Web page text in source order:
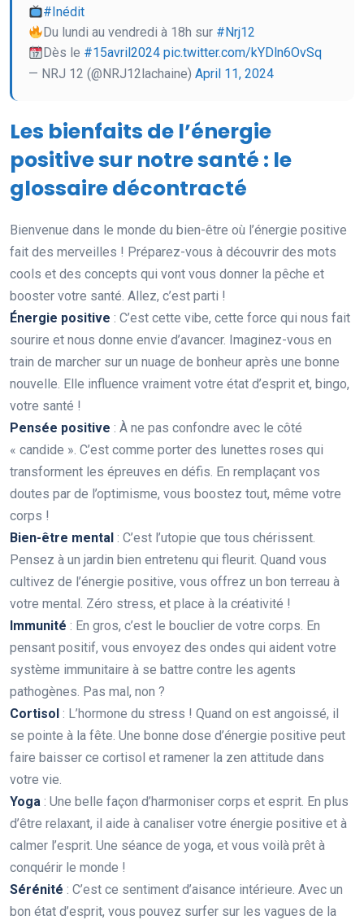
#Inédit
Du lundi au vendredi à 18h sur #Nrj12
Dès le #15avril2024 pic.twitter.com/kYDln6OvSq
— NRJ 12 (@NRJ12lachaine) April 11, 2024
Les bienfaits de l’énergie
positive sur notre santé : le
glossaire décontracté
Bienvenue dans le monde du bien-être où l’énergie positive
fait des merveilles ! Préparez-vous à découvrir des mots
cools et des concepts qui vont vous donner la pêche et
booster votre santé. Allez, c’est parti !
Énergie positive : C’est cette vibe, cette force qui nous fait
sourire et nous donne envie d’avancer. Imaginez-vous en
train de marcher sur un nuage de bonheur après une bonne
nouvelle. Elle influence vraiment votre état d’esprit et, bingo,
votre santé !
Pensée positive : À ne pas confondre avec le côté
« candide ». C’est comme porter des lunettes roses qui
transforment les épreuves en défis. En remplaçant vos
doutes par de l’optimisme, vous boostez tout, même votre
corps !
Bien-être mental : C’est l’utopie que tous chérissent.
Pensez à un jardin bien entretenu qui fleurit. Quand vous
cultivez de l’énergie positive, vous offrez un bon terreau à
votre mental. Zéro stress, et place à la créativité !
Immunité : En gros, c’est le bouclier de votre corps. En
pensant positif, vous envoyez des ondes qui aident votre
système immunitaire à se battre contre les agents
pathogènes. Pas mal, non ?
Cortisol : L’hormone du stress ! Quand on est angoissé, il
se pointe à la fête. Une bonne dose d’énergie positive peut
faire baisser ce cortisol et ramener la zen attitude dans
votre vie.
Yoga : Une belle façon d’harmoniser corps et esprit. En plus
d’être relaxant, il aide à canaliser votre énergie positive et à
calmer l’esprit. Une séance de yoga, et vous voilà prêt à
conquérir le monde !
Sérénité : C’est ce sentiment d’aisance intérieure. Avec un
bon état d’esprit, vous pouvez surfer sur les vagues de la